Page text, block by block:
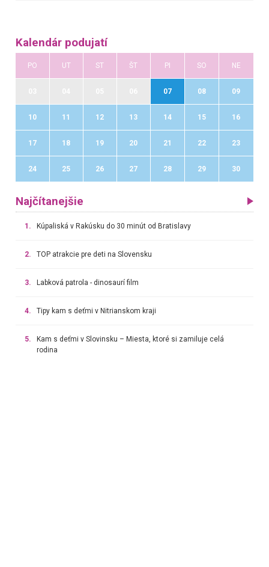
Kalendár podujatí
PO UT ST ŠT PI SO NE
07 08 09
10 11 12 13 14 15 16
17 18 19 20 21 22 23
24 25 26 27 28 29 30
Najčítanejšie
1. Kúpaliská v Rakúsku do 30 minút od Bratislavy
2. TOP atrakcie pre deti na Slovensku
3. Labková patrola - dinosaurí film
4. Tipy kam s deťmi v Nitrianskom kraji
5.
Kam s deťmi v Slovinsku – Miesta, ktoré si zamiluje celá
rodina